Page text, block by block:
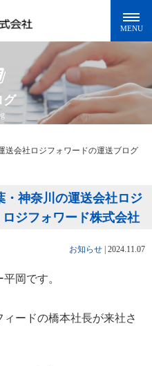
グ
送会社ロジフォワードの運送ブログ
・神奈川の運送会社ロジ
ジフォワード株式会社
お知らせ 2024.11.07
岡です。
ードの橋本社長が来社さ